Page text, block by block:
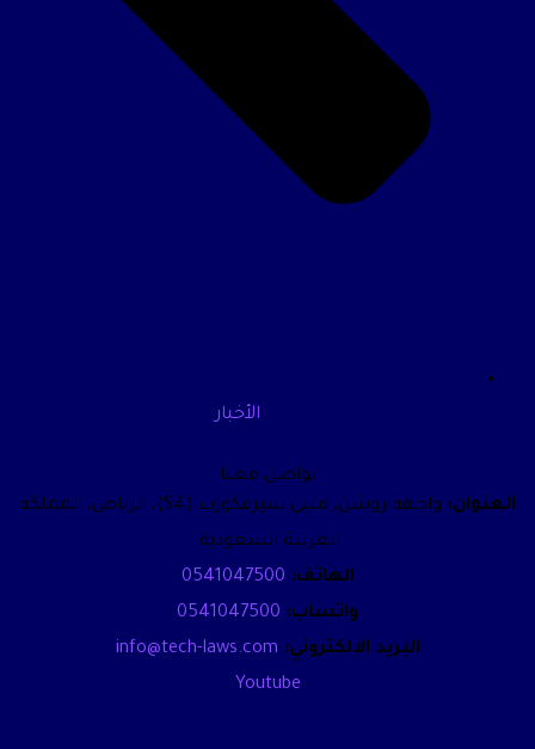
الأخبار
تواصل معنا
العنوان:
واجهة روشن، مبنى سيرفكورب (S4)، الرياض، المملكة
العربية السعودية.
الهاتف: 0541047500
واتساب: 0541047500
البريد الالكتروني: info@tech-laws.com
Youtube